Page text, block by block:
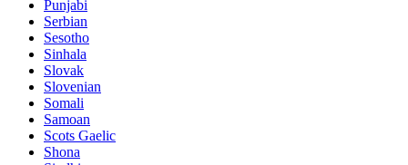
Punjabi
Serbian
Sesotho
Sinhala
Slovak
Slovenian
Somali
Samoan
Scots Gaelic
Shona